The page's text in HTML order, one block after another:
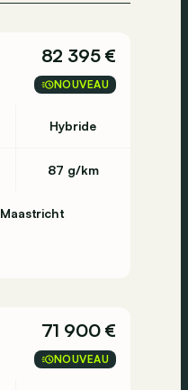
82 395 €
NOUVEAU
Hybride
87 g/km
Maastricht
71 900 €
NOUVEAU